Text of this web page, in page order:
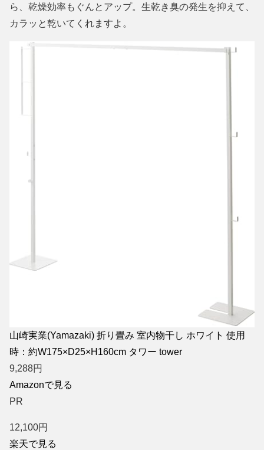
ら、乾燥効率もぐんとアップ。生乾き臭の発生を抑えて、
カラッと乾いてくれますよ。
山崎実業(Yamazaki) 折り畳み 室内物干し ホワイト 使用
時：約W175×D25×H160cm タワー tower
9,288円
Amazonで見る
PR
12,100円
楽天で見る